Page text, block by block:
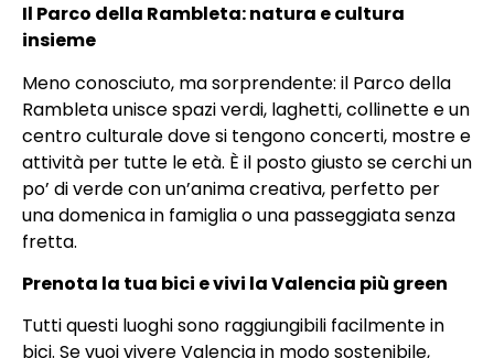
Il Parco della Rambleta: natura e cultura
insieme
Meno conosciuto, ma sorprendente: il Parco della
Rambleta unisce spazi verdi, laghetti, collinette e un
centro culturale dove si tengono concerti, mostre e
attività per tutte le età. È il posto giusto se cerchi un
po’ di verde con un’anima creativa, perfetto per
una domenica in famiglia o una passeggiata senza
fretta.
Prenota la tua bici e vivi la Valencia più green
Tutti questi luoghi sono raggiungibili facilmente in
bici. Se vuoi vivere Valencia in modo sostenibile,